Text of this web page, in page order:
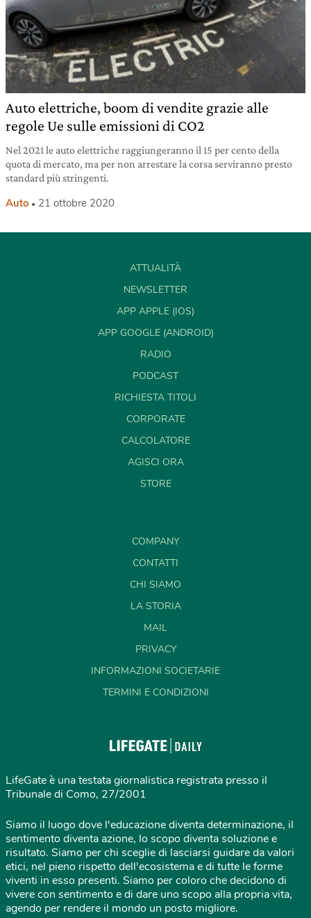
Auto elettriche, boom di vendite grazie alle
regole Ue sulle emissioni di CO2
Nel 2021 le auto elettriche raggiungeranno il 15 per cento della
quota di mercato, ma per non arrestare la corsa serviranno presto
standard più stringenti.
Auto 21 ottobre 2020
ATTUALITÀ
NEWSLETTER
APP APPLE (IOS)
APP GOOGLE (ANDROID)
RADIO
PODCAST
RICHIESTA TITOLI
CORPORATE
CALCOLATORE
AGISCI ORA
STORE
COMPANY
CONTATTI
CHI SIAMO
LA STORIA
MAIL
PRIVACY
INFORMAZIONI SOCIETARIE
TERMINI E CONDIZIONI
LifeGate è una testata giornalistica registrata presso il
Tribunale di Como, 27/2001
Siamo il luogo dove l'educazione diventa determinazione, il
sentimento diventa azione, lo scopo diventa soluzione e
risultato. Siamo per chi sceglie di lasciarsi guidare da valori
etici, nel pieno rispetto dell'ecosistema e di tutte le forme
viventi in esso presenti. Siamo per coloro che decidono di
vivere con sentimento e di dare uno scopo alla propria vita,
agendo per rendere il mondo un posto migliore.